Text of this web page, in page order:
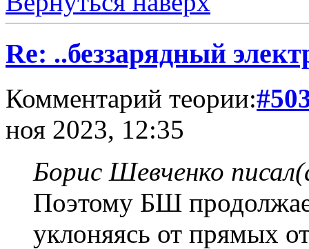
Re: ..беззарядный
Комментарий теории:
ноя 2023, 12:35
Борис Шевченко
Поэтому БШ
уклоняясь от прямых